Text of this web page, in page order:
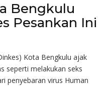
Bengkulu
Pesankan Ini
Kota Bengkulu ajak
seperti melakukan seks
penyebaran virus Human